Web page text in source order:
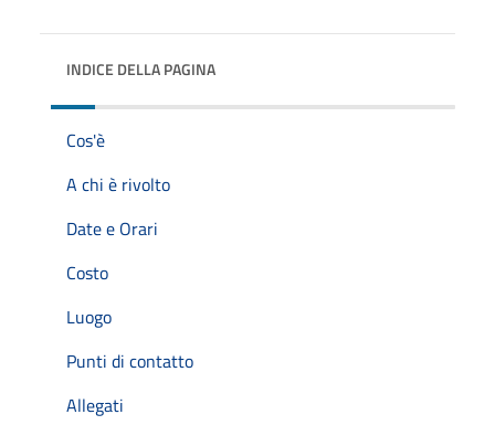
INDICE DELLA PAGINA
Cos'è
A chi è rivolto
Date e Orari
Costo
Luogo
Punti di contatto
Allegati